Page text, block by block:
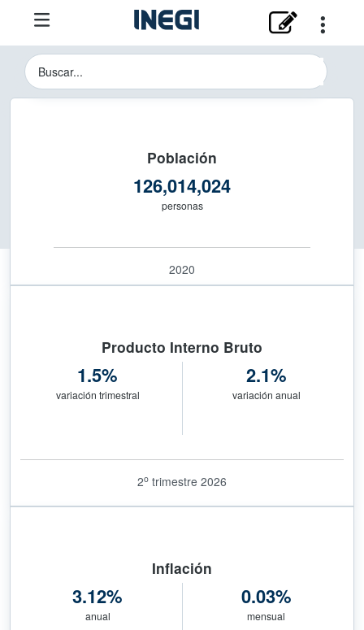
Instituto Nacional de Estadística y
Buscador del Sitio del INEGI
Población
126,014,024
personas
2020
Producto Interno Bruto
1.5%
variación trimestral
2.1%
variación anual
2o trimestre 2026
Inflación
3.12%
anual
0.03%
mensual